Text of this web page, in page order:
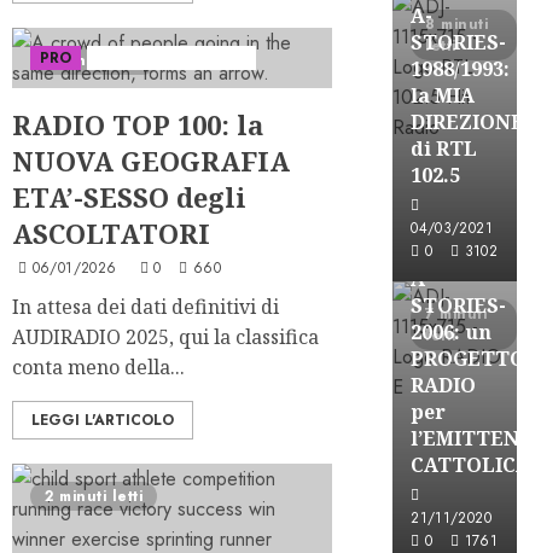
2 minuti letti
PRO
RADIO TOP 100: la
NUOVA GEOGRAFIA
ETA’-SESSO degli
ASCOLTATORI
06/01/2026 0 660
In attesa dei dati definitivi di
AUDIRADIO 2025, qui la classifica
conta meno della...
LEGGI L'ARTICOLO
2 minuti letti
8 minuti
letti
A-
STORIES-
1988/1993:
la MIA
DIREZIONE
di RTL
102.5
04/03/2021
0
3102
7 minuti
letti
A-Stories
Formazione
FREE
A-
STORIES-
2006: un
PROGETTO
RADIO
per
CATTOLICA
21/11/2020
0
1761
A-Stories
Formazione
FREE